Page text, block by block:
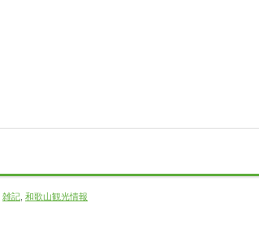
雑記 和歌山観光情報